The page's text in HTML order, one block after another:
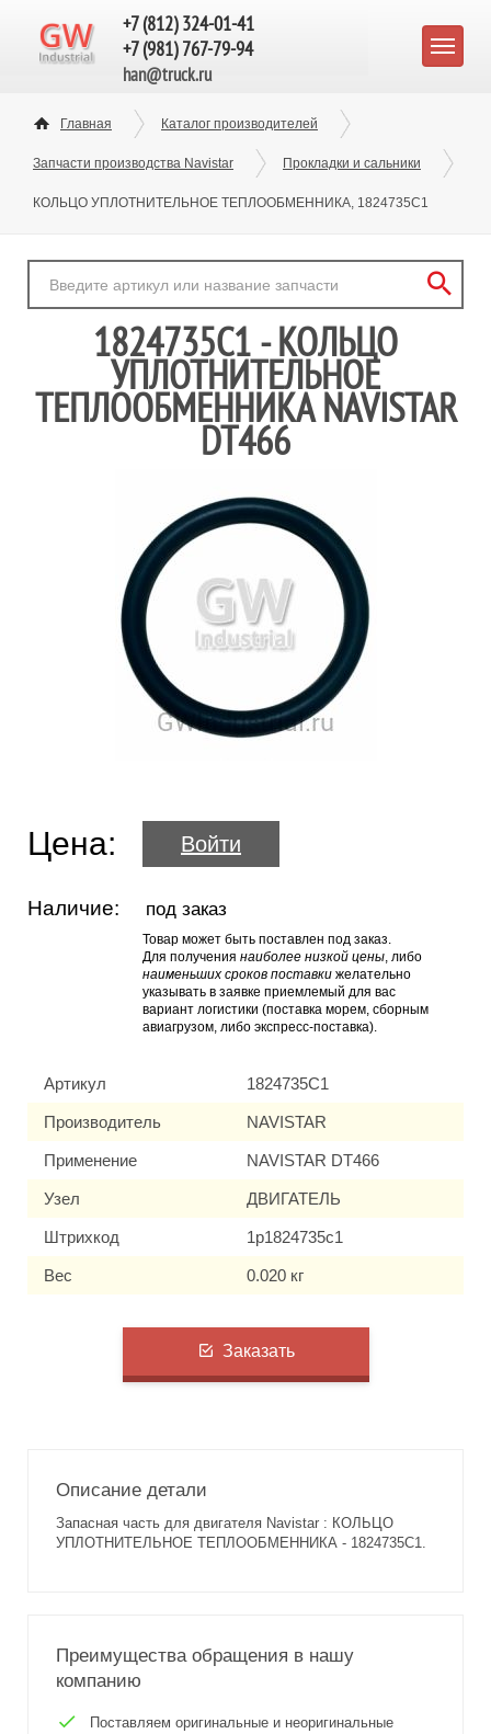
+7 (812) 324-01-41
+7 (981) 767-79-94
han@truck.ru
Главная Каталог производителей
Запчасти производства Navistar Прокладки и сальники
КОЛЬЦО УПЛОТНИТЕЛЬНОЕ ТЕПЛООБМЕННИКА, 1824735C1
1824735C1 - КОЛЬЦО
УПЛОТНИТЕЛЬНОЕ
ТЕПЛООБМЕННИКА NAVISTAR
DT466
Цена: Войти
Наличие: под заказ
Товар может быть поставлен под заказ.
Для получения наиболее низкой цены , либо
наименьших сроков поставки желательно
указывать в заявке приемлемый для вас
вариант логистики (поставка морем, сборным
авиагрузом, либо экспресс-поставка).
Артикул 1824735C1
Производитель NAVISTAR
Применение NAVISTAR DT466
Узел ДВИГАТЕЛЬ
Штрихкод 1p1824735c1
Вес 0.020 кг
Заказать
Описание детали
Запасная часть для двигателя Navistar : КОЛЬЦО
УПЛОТНИТЕЛЬНОЕ ТЕПЛООБМЕННИКА - 1824735C1.
Преимущества обращения в нашу
компанию
Поставляем оригинальные и неоригинальные